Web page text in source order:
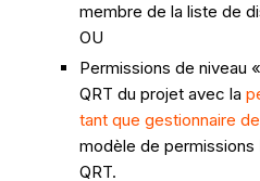
membre de la liste de
OU
Permissions de niveau
QRT du projet avec la
tant que gestionnaire de
modèle de
QRT.